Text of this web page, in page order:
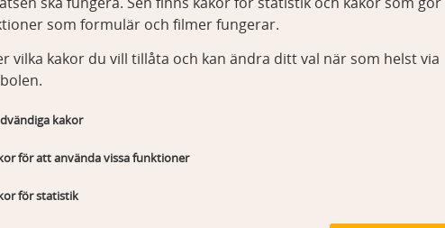
som formulär och filmer fungerar.
vilka kakor du vill tillåta och kan ändra ditt val när som helst via
kakor
för att använda vissa funktioner
för statistik